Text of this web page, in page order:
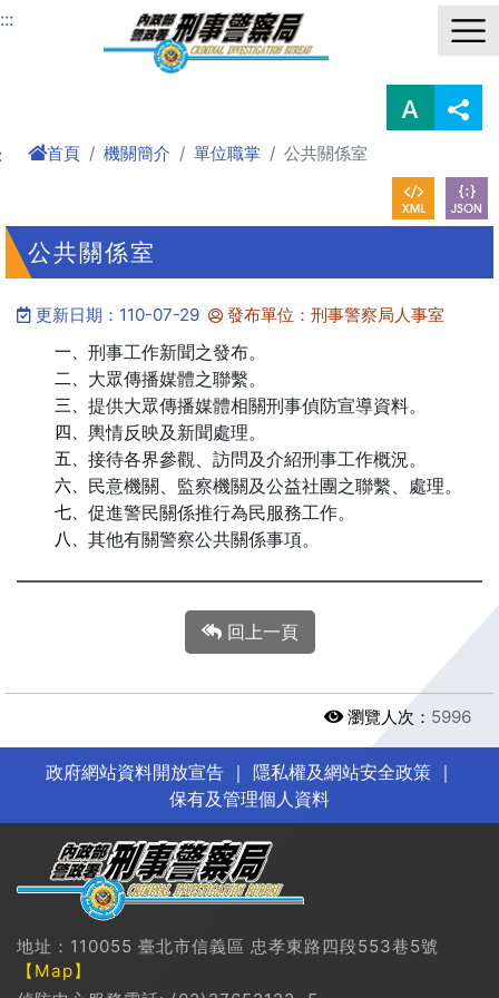
進入內容區塊
:::
首頁 機關簡介 單位職掌 公共關係室
公共關係室
更新日期：110-07-29
發布單位：刑事警察局人事室
一、 刑事工作新聞之發布。
二、 大眾傳播媒體之聯繫。
三、 提供大眾傳播媒體相關刑事偵防宣導資料。
四、 輿情反映及新聞處理。
五、 接待各界參觀、訪問及介紹刑事工作概況。
六、 民意機關、監察機關及公益社團之聯繫、處理。
七、 促進警民關係推行為民服務工作。
八、 其他有關警察公共關係事項。
回上一頁
瀏覽人次： 5996
政府網站資料開放宣告｜ 隱私權及網站安全政策｜
保有及管理個人資料
地址：110055 臺北市信義區 忠孝東路四段553巷5號
【Map】